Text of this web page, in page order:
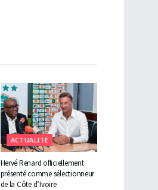
ACTUALITÉ
Hervé Renard officiellement
présenté comme sélectionneur
de la Côte d’Ivoire